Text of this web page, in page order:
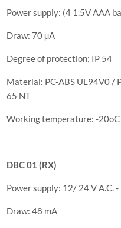
Power supply: (4 1.5V AAA
Draw: 70 µA
Degree of protection: IP 54
Material: PC-ABS UL94V0 /
65 NT
Working temperature: -20oC
DBC 01 (RX)
Power supply: 12/ 24 V A.C. -
Draw: 48 mA